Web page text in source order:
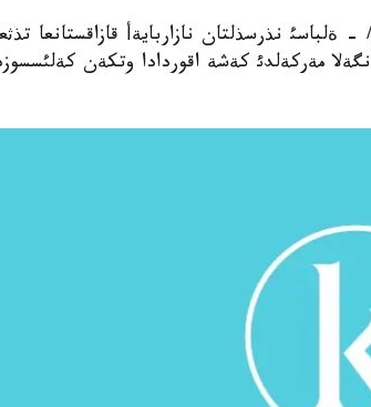
اقانباي/ - ةلباسئ نذرسذلتان نازاربايةأ قازاقستانعا
مةركةلدئ كةشة اقوردادا وتكةن